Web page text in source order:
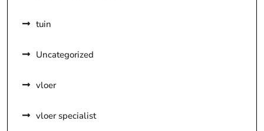
tuin
Uncategorized
vloer
vloer specialist